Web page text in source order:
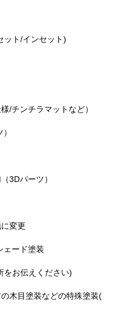
ット/インセット)
/チンチラマットなど）
3Dパーツ）
変更
ェード塗装
をお伝えください)
木目塗装などの特殊塗装(